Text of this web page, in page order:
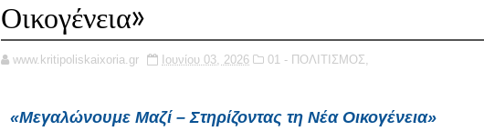
Οικογένεια»
www.kritipoliskaixoria.gr Ιουνίου 03, 2026 01 - ΠΟΛΙΤΙΣΜΟΣ,
«Μεγαλώνουμε Μαζί – Στηρίζοντας τη Νέα Οικογένεια»